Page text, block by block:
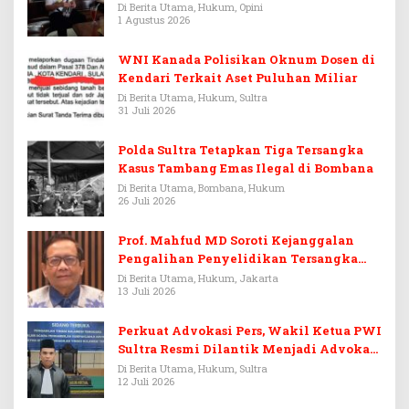
Warisan Menjadi Arena Pemerasan
Di Berita Utama, Hukum, Opini
1 Agustus 2026
WNI Kanada Polisikan Oknum Dosen di
Kendari Terkait Aset Puluhan Miliar
Di Berita Utama, Hukum, Sultra
31 Juli 2026
Polda Sultra Tetapkan Tiga Tersangka
Kasus Tambang Emas Ilegal di Bombana
Di Berita Utama, Bombana, Hukum
26 Juli 2026
Prof. Mahfud MD Soroti Kejanggalan
Pengalihan Penyelidikan Tersangka
Febrie Adriansyah
Di Berita Utama, Hukum, Jakarta
13 Juli 2026
Perkuat Advokasi Pers, Wakil Ketua PWI
Sultra Resmi Dilantik Menjadi Advokat
PERADI
Di Berita Utama, Hukum, Sultra
12 Juli 2026